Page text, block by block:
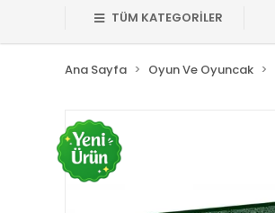
TÜM KATEGORİLER
Ana Sayfa Oyun Ve Oyuncak